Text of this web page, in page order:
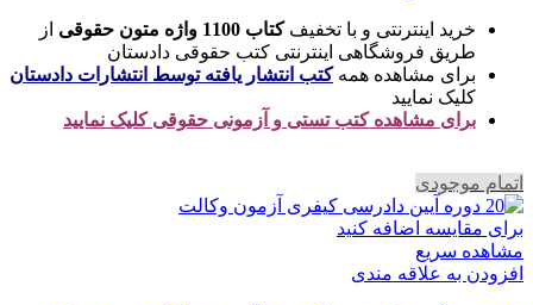
خرید اینترنتی و با تخفیفکتاب 1100 واژه متون حقوقی
از
طریق فروشگاهی اینترنتی کتب حقوقی دادستان
برای مشاهده همهکتب انتشار یافته توسط انتشارات دادستان
کلیک نمایید
برای مشاهده کتب تستی و آزمونی حقوقی کلیک نمایید
اتمام موجودی
برای مقایسه اضافه کنید
مشاهده سریع
افزودن به علاقه مندی